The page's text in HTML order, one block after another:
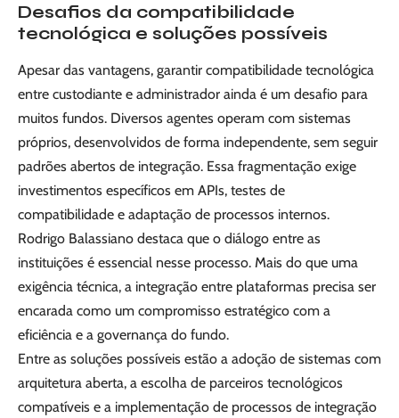
Desafios da compatibilidade
tecnológica e soluções possíveis
Apesar das vantagens, garantir compatibilidade tecnológica
entre custodiante e administrador ainda é um desafio para
muitos fundos. Diversos agentes operam com sistemas
próprios, desenvolvidos de forma independente, sem seguir
padrões abertos de integração. Essa fragmentação exige
investimentos específicos em APIs, testes de
compatibilidade e adaptação de processos internos.
Rodrigo Balassiano destaca que o diálogo entre as
instituições é essencial nesse processo. Mais do que uma
exigência técnica, a integração entre plataformas precisa ser
encarada como um compromisso estratégico com a
eficiência e a governança do fundo.
Entre as soluções possíveis estão a adoção de sistemas com
arquitetura aberta, a escolha de parceiros tecnológicos
compatíveis e a implementação de processos de integração